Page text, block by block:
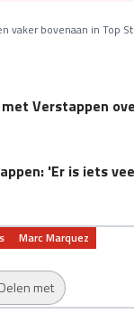
vaker bovenaan in Top
Verstappen
'Er is iets
Marc Marquez
Delen met